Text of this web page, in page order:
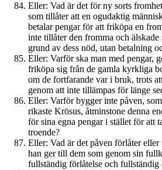
Eller: Vad är det för ny sorts
som tillåter att en ogudaktig
betalar pengar för att friköpa en
inte tillåter den fromma och
grund av dess nöd, utan betalning
Eller: Varför ska man med pengar,
friköpa sig från de gamla kyrkliga
om de fortfarande var i bruk, trots
genom att inte tillämpas för länge
Eller: Varför bygger inte påven,
rikaste Krösus, åtminstone denna
för sina egna pengar i stället för att
troende?
Eller: Vad är det påven förlåter
han ger till dem som genom sin
fullständig förlåtelse och fullständig